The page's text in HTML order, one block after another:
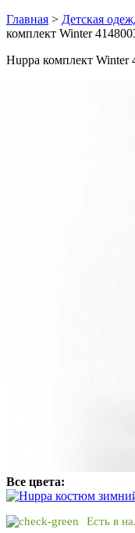
Главная > Детская
комплект Winter
Huppa комплект Winter
Все цвета:
Есть в